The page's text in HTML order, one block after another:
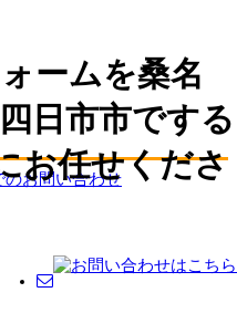
ームを桑名
日市市でする
お任せくださ